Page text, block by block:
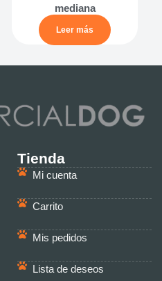
mediana
Leer más
Tienda
Mi cuenta
Carrito
Mis pedidos
Lista de deseos